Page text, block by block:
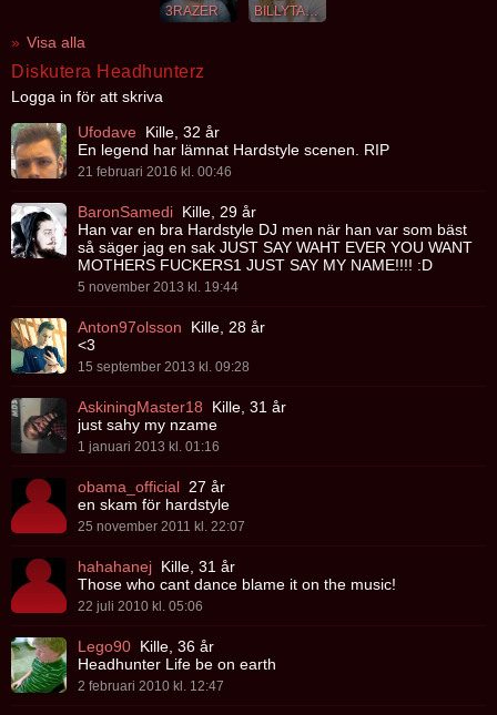
3RAZER BILLYTALENT
Visa alla
Diskutera Headhunterz
Logga in för att skriva
Ufodave Kille, 32 år
En legend har lämnat Hardstyle scenen. RIP
21 februari 2016 kl. 00:46
BaronSamedi Kille, 29 år
Han var en bra Hardstyle DJ men när han var som bäst
så säger jag en sak JUST SAY WAHT EVER YOU WANT
MOTHERS FUCKERS1 JUST SAY MY NAME!!!! :D
5 november 2013 kl. 19:44
Anton97olsson
Kille, 28 år
<3
15 september 2013 kl. 09:28
AskiningMaster18
Kille, 31 år
just sahy my nzame
1 januari 2013 kl. 01:16
obama_official 27 år
en skam för hardstyle
25 november 2011 kl. 22:07
hahahanej Kille, 31 år
Those who cant dance blame it on the music!
22 juli 2010 kl. 05:06
Lego90 Kille, 36 år
Headhunter Life be on earth
2 februari 2010 kl. 12:47